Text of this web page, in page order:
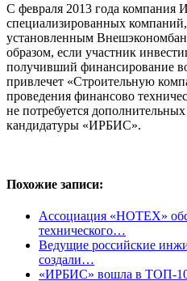
С февраля 2013 года компания
специализированных
установленным
образом, если участник
получивший финансирование
привлечет «Строительную
проведения финансово
не потребуется
кандидатуры «ИРБИС».
Похожие записи:
Ассоциация «НОТЕХ»
технического…
Ведущие российские
создали…
«ИРБИС» вошла в ТОП-